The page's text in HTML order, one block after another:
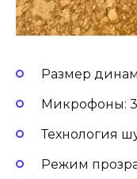
Размер
Микрофоны: 3
Технология
Режим